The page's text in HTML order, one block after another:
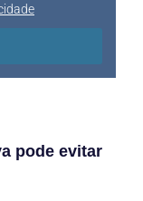
pode evitar